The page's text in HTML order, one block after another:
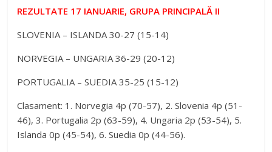
REZULTATE 17 IANUARIE, GRUPA PRINCIPALĂ II
SLOVENIA – ISLANDA 30-27 (15-14)
NORVEGIA – UNGARIA 36-29 (20-12)
PORTUGALIA – SUEDIA 35-25 (15-12)
Clasament: 1. Norvegia 4p (70-57), 2. Slovenia 4p (51-
46), 3. Portugalia 2p (63-59), 4. Ungaria 2p (53-54), 5.
Islanda 0p (45-54), 6. Suedia 0p (44-56).